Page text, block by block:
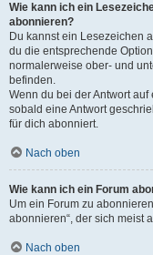
Wie kann ich ein
abonnieren?
Du kannst ein Lesezeichen
du die entsprechende
normalerweise ober- und
befinden.
Wenn du bei der Antwort
sobald eine Antwort
für dich abonniert.
Nach oben
Wie kann ich ein Forum
Um ein Forum zu
abonnieren“, der sich meist
Nach oben